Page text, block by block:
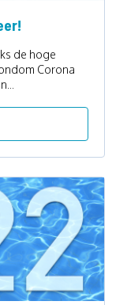
de hoge
Corona